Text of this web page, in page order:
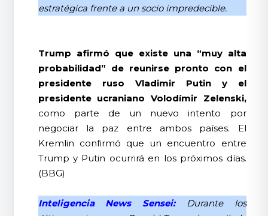
estratégica frente a un socio impredecible.
Trump afirmó que existe una “muy alta
probabilidad” de reunirse pronto con el
presidente ruso Vladimir Putin y el
presidente ucraniano Volodímir Zelenski,
como parte de un nuevo intento por
negociar la paz entre ambos países. El
Kremlin confirmó que un encuentro entre
Trump y Putin ocurrirá en los próximos días.
(BBG)
Inteligencia News Sensei:Durante los